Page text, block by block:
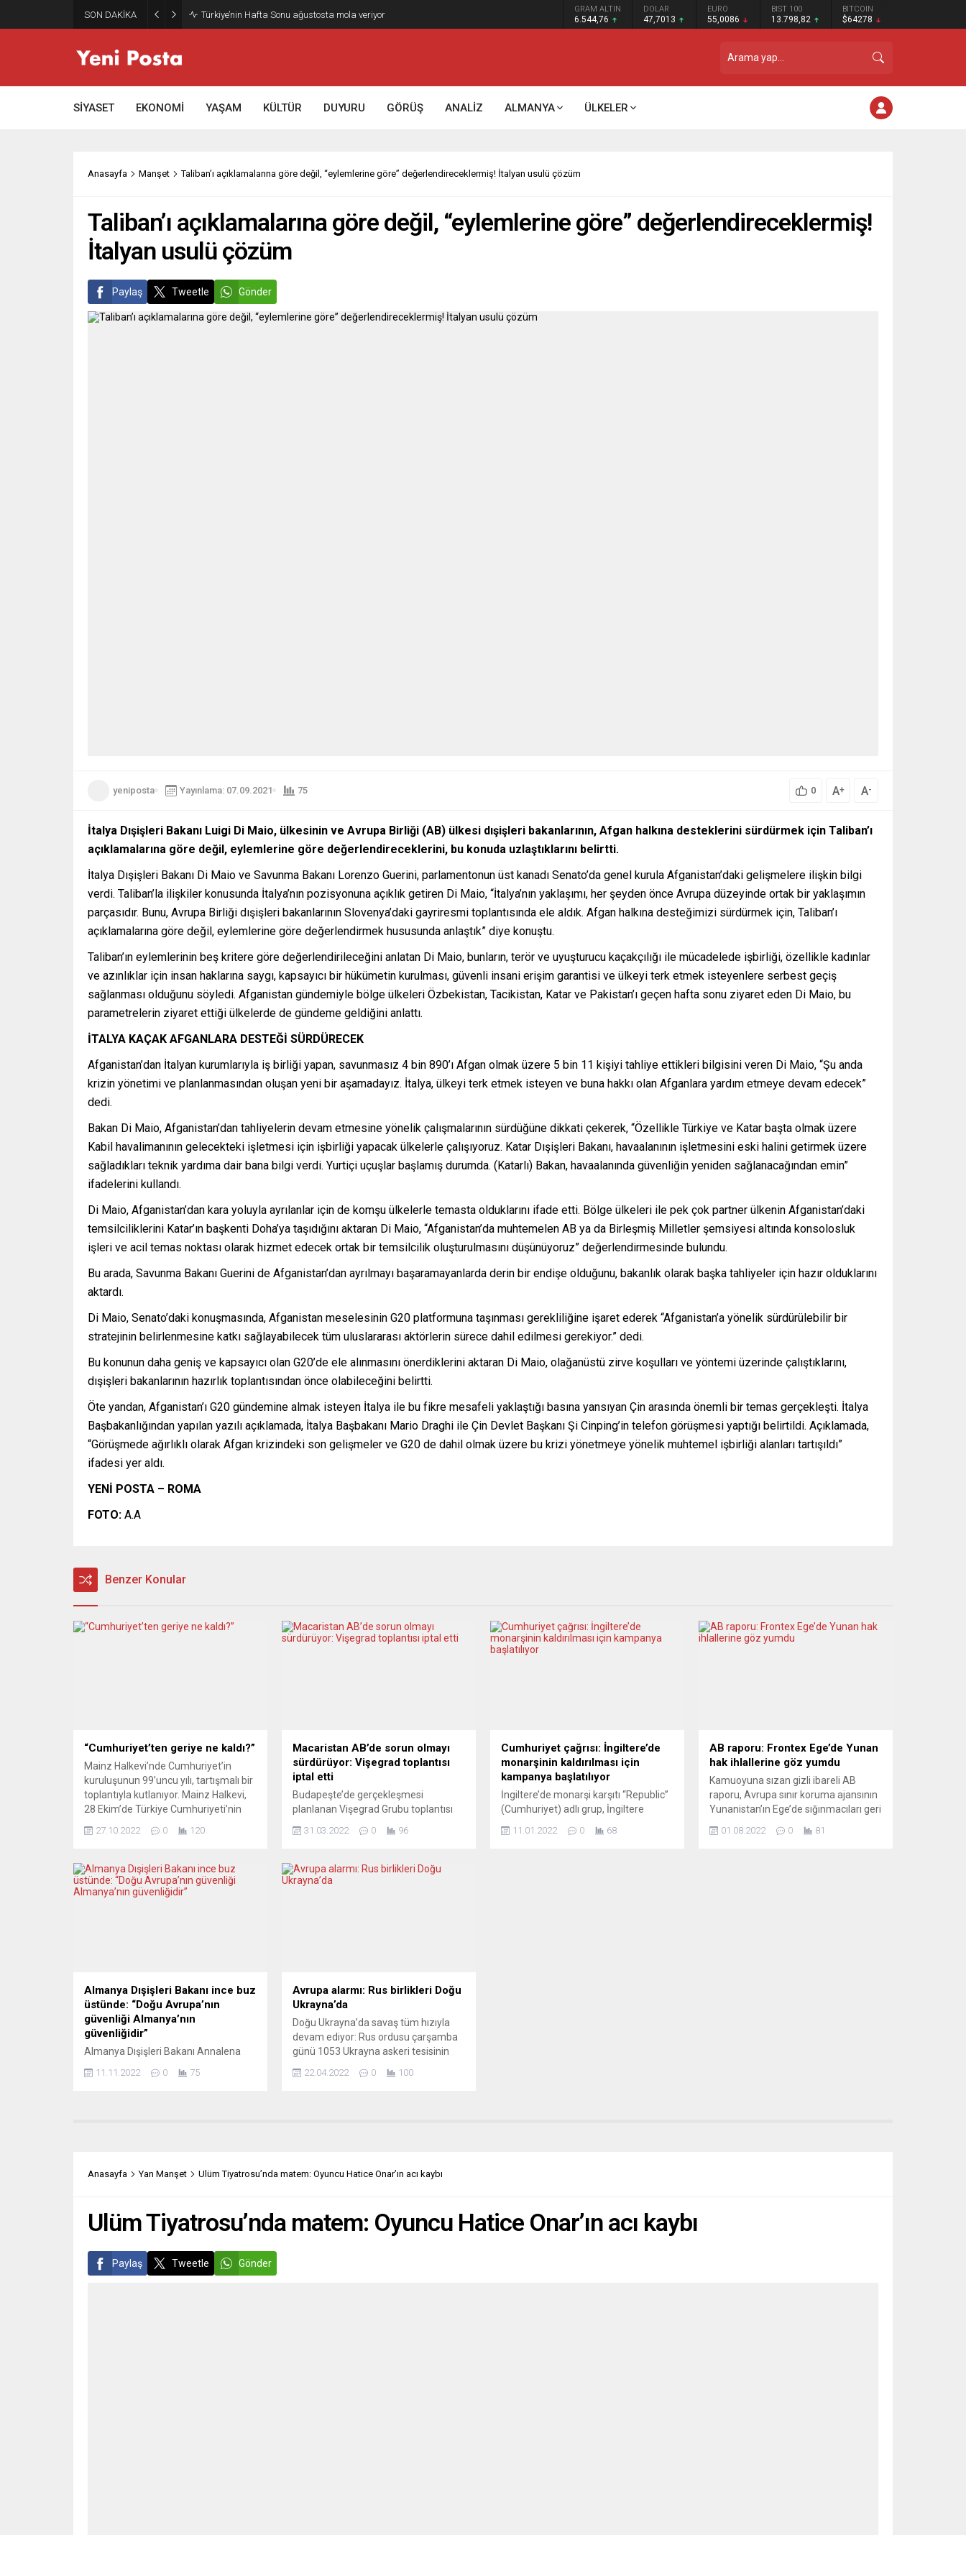
SON DAKİKA GRAM ALTIN
6.544,76
DOLAR
47,7013
EURO
55,0086
BIST 100
13.798,82
BITCOIN
$64278
SİYASET EKONOMİ YAŞAM KÜLTÜR DUYURU GÖRÜŞ ANALİZ ALMANYA ÜLKELER
Anasayfa Manşet Taliban’ı açıklamalarına göre değil, “eylemlerine göre” değerlendireceklermiş! İtalyan usulü çözüm
Taliban’ı açıklamalarına göre değil, “eylemlerine göre” değerlendireceklermiş!
İtalyan usulü çözüm
Paylaş Tweetle Gönder
yeniposta Yayınlama: 07.09.2021 75 0 A+ A-
İtalya Dışişleri Bakanı Luigi Di Maio, ülkesinin ve Avrupa Birliği (AB) ülkesi dışişleri bakanlarının, Afgan halkına desteklerini sürdürmek için Taliban’ı
açıklamalarına göre değil, eylemlerine göre değerlendireceklerini, bu konuda uzlaştıklarını belirtti.
İtalya Dışişleri Bakanı Di Maio ve Savunma Bakanı Lorenzo Guerini, parlamentonun üst kanadı Senato’da genel kurula Afganistan’daki gelişmelere ilişkin bilgi
verdi. Taliban’la ilişkiler konusunda İtalya’nın pozisyonuna açıklık getiren Di Maio, “İtalya’nın yaklaşımı, her şeyden önce Avrupa düzeyinde ortak bir yaklaşımın
parçasıdır. Bunu, Avrupa Birliği dışişleri bakanlarının Slovenya’daki gayriresmi toplantısında ele aldık. Afgan halkına desteğimizi sürdürmek için, Taliban’ı
açıklamalarına göre değil, eylemlerine göre değerlendirmek hususunda anlaştık” diye konuştu.
Taliban’ın eylemlerinin beş kritere göre değerlendirileceğini anlatan Di Maio, bunların, terör ve uyuşturucu kaçakçılığı ile mücadelede işbirliği, özellikle kadınlar
ve azınlıklar için insan haklarına saygı, kapsayıcı bir hükümetin kurulması, güvenli insani erişim garantisi ve ülkeyi terk etmek isteyenlere serbest geçiş
sağlanması olduğunu söyledi. Afganistan gündemiyle bölge ülkeleri Özbekistan, Tacikistan, Katar ve Pakistan’ı geçen hafta sonu ziyaret eden Di Maio, bu
parametrelerin ziyaret ettiği ülkelerde de gündeme geldiğini anlattı.
İTALYA KAÇAK AFGANLARA DESTEĞİ SÜRDÜRECEK
Afganistan’dan İtalyan kurumlarıyla iş birliği yapan, savunmasız 4 bin 890’ı Afgan olmak üzere 5 bin 11 kişiyi tahliye ettikleri bilgisini veren Di Maio, “Şu anda
krizin yönetimi ve planlanmasından oluşan yeni bir aşamadayız. İtalya, ülkeyi terk etmek isteyen ve buna hakkı olan Afganlara yardım etmeye devam edecek”
dedi.
Bakan Di Maio, Afganistan’dan tahliyelerin devam etmesine yönelik çalışmalarının sürdüğüne dikkati çekerek, “Özellikle Türkiye ve Katar başta olmak üzere
Kabil havalimanının gelecekteki işletmesi için işbirliği yapacak ülkelerle çalışıyoruz. Katar Dışişleri Bakanı, havaalanının işletmesini eski halini getirmek üzere
sağladıkları teknik yardıma dair bana bilgi verdi. Yurtiçi uçuşlar başlamış durumda. (Katarlı) Bakan, havaalanında güvenliğin yeniden sağlanacağından emin”
ifadelerini kullandı.
Di Maio, Afganistan’dan kara yoluyla ayrılanlar için de komşu ülkelerle temasta olduklarını ifade etti. Bölge ülkeleri ile pek çok partner ülkenin Afganistan’daki
temsilciliklerini Katar’ın başkenti Doha’ya taşıdığını aktaran Di Maio, “Afganistan’da muhtemelen AB ya da Birleşmiş Milletler şemsiyesi altında konsolosluk
işleri ve acil temas noktası olarak hizmet edecek ortak bir temsilcilik oluşturulmasını düşünüyoruz” değerlendirmesinde bulundu.
Bu arada, Savunma Bakanı Guerini de Afganistan’dan ayrılmayı başaramayanlarda derin bir endişe olduğunu, bakanlık olarak başka tahliyeler için hazır olduklarını
aktardı.
Di Maio, Senato’daki konuşmasında, Afganistan meselesinin G20 platformuna taşınması gerekliliğine işaret ederek “Afganistan’a yönelik sürdürülebilir bir
stratejinin belirlenmesine katkı sağlayabilecek tüm uluslararası aktörlerin sürece dahil edilmesi gerekiyor.” dedi.
Bu konunun daha geniş ve kapsayıcı olan G20’de ele alınmasını önerdiklerini aktaran Di Maio, olağanüstü zirve koşulları ve yöntemi üzerinde çalıştıklarını,
dışişleri bakanlarının hazırlık toplantısından önce olabileceğini belirtti.
Öte yandan, Afganistan’ı G20 gündemine almak isteyen İtalya ile bu fikre mesafeli yaklaştığı basına yansıyan Çin arasında önemli bir temas gerçekleşti. İtalya
Başbakanlığından yapılan yazılı açıklamada, İtalya Başbakanı Mario Draghi ile Çin Devlet Başkanı Şi Cinping’in telefon görüşmesi yaptığı belirtildi. Açıklamada,
“Görüşmede ağırlıklı olarak Afgan krizindeki son gelişmeler ve G20 de dahil olmak üzere bu krizi yönetmeye yönelik muhtemel işbirliği alanları tartışıldı”
ifadesi yer aldı.
YENİ POSTA – ROMA
FOTO: A.A
Benzer Konular
“Cumhuriyet’ten geriye ne kaldı?”
Mainz Halkevi’nde Cumhuriyet’in
kuruluşunun 99’uncu yılı, tartışmalı bir
toplantıyla kutlanıyor. Mainz Halkevi,
28 Ekim’de Türkiye Cumhuriyeti’nin
ve gelecekle ilgili tasarımlar
kutluyor. Mainz Halkevi’nin toplantı
çağrısında şu ifadeler dikkat çekti:
“Nice cana mal olan Kurtuluş Savaşı
27.10.2022 0 120
Macaristan AB’de sorun olmayı
sürdürüyor: Vişegrad toplantısı
iptal etti
Budapeşte’de gerçekleşmesi
planlanan Vişegrad Grubu toplantısı
Macaristan başbakanının Rusya ile
koymadığını öne sürerek toplantıya
katılmak istemedi. Avrupa basını,
31.03.2022 0 96
Cumhuriyet çağrısı: İngiltere’de
monarşinin kaldırılması için
kampanya başlatılıyor
İngiltere’de monarşi karşıtı “Republic”
(Cumhuriyet) adlı grup, İngiltere
70’inci yıldönümünde, monarşinin
11.01.2022 0 68
AB raporu: Frontex Ege’de Yunan
hak ihlallerine göz yumdu
Kamuoyuna sızan gizli ibareli AB
raporu, Avrupa sınır koruma ajansının
Yunanistan’ın Ege’de sığınmacıları geri
ortaya koydu. Avrupa Sınır ve Sahil
01.08.2022 0 81
Almanya Dışişleri Bakanı ince buz
üstünde: “Doğu Avrupa’nın
güvenliği Almanya’nın
güvenliğidir”
Almanya Dışişleri Bakanı Annalena
güvenliğinin Almanya’nın güvenliği
ardından düzenlenen basın
tehdidin hissedildiğini belirtti. Alman
askerlerinin NATO...
11.11.2022 0 75
Avrupa alarmı: Rus birlikleri Doğu
Ukrayna’da
Doğu Ukrayna’da savaş tüm hızıyla
devam ediyor: Rus ordusu çarşamba
günü 1053 Ukrayna askeri tesisinin
Rus birliklerinin Slovyansk’ta
ediyor. DAGENS NYHETER (İsveç)
22.04.2022 0 100
Anasayfa Yan Manşet Ulüm Tiyatrosu’nda matem: Oyuncu Hatice Onar’ın acı kaybı
Ulüm Tiyatrosu’nda matem: Oyuncu Hatice Onar’ın acı kaybı
Paylaş Tweetle Gönder